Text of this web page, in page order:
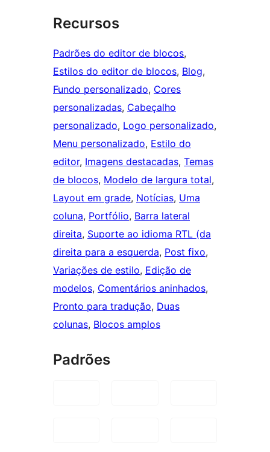
Recursos
Padrões do editor de blocos
Estilos do editor de blocos, Blog
Fundo personalizado, Cores
personalizadas, Cabeçalho
personalizado, Logo personalizado
Menu personalizado, Estilo do
editor, Imagens destacadas, Temas
de blocos, Modelo de largura total
Layout em grade, Notícias, Uma
coluna, Portfólio, Barra lateral
direita, Suporte ao idioma RTL (da
direita para a esquerda, Post fixo
Variações de estilo, Edição de
modelos, Comentários aninhados
Pronto para tradução, Duas
colunas, Blocos amplos
Padrões